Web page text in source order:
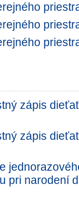
zápis
zápis
pri narodení